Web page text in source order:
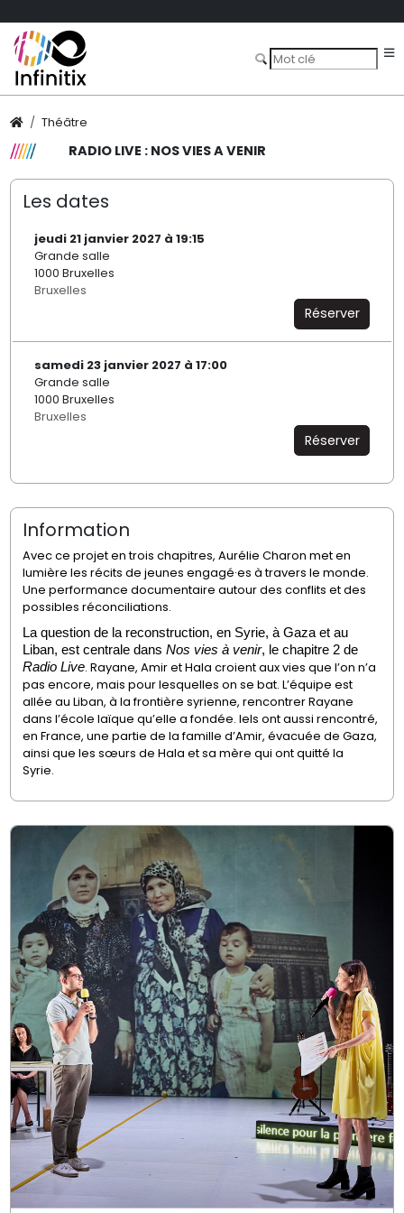
Théâtre
RADIO LIVE : NOS VIES A VENIR
Les dates
jeudi 21 janvier 2027 à 19:15
Grande salle
1000 Bruxelles
Bruxelles
Réserver
samedi 23 janvier 2027 à 17:00
Grande salle
1000 Bruxelles
Bruxelles
Réserver
Information
Avec ce projet en trois chapitres, Aurélie Charon met en
lumière les récits de jeunes engagé·es à travers le monde.
Une performance documentaire autour des conflits et des
possibles réconciliations.
La question de la reconstruction, en Syrie, à Gaza et au
Liban, est centrale dans Nos vies à venir, le chapitre 2 de
Radio Live. Rayane, Amir et Hala croient aux vies que l’on n’a
pas encore, mais pour lesquelles on se bat. L’équipe est
allée au Liban, à la frontière syrienne, rencontrerRayane
dans l’école laïque qu’elle a fondée. Iels ont aussi rencontré,
en France, une partie de la famille d’Amir, évacuée de Gaza,
ainsi que les sœurs de Hala et sa mère qui ont quitté la
Syrie.